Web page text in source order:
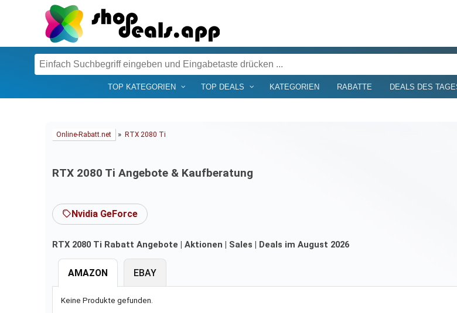
TOP KATEGORIEN TOP DEALS KATEGORIEN RABATTE DEALS DES
Online-Rabatt.net » RTX 2080 Ti
RTX 2080 Ti Angebote & Kaufberatung
Nvidia GeForce
RTX 2080 Ti Rabatt Angebote | Aktionen | Sales | Deals im August 2026
AMAZON
Keine Produkte gefunden.
EBAY